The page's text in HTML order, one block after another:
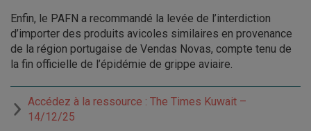
Enfin, le PAFN a recommandé la levée de l’interdiction
d’importer des produits avicoles similaires en provenance
de la région portugaise de Vendas Novas, compte tenu de
la fin officielle de l’épidémie de grippe aviaire.
Accédez à la ressource : The Times Kuwait –
14/12/25